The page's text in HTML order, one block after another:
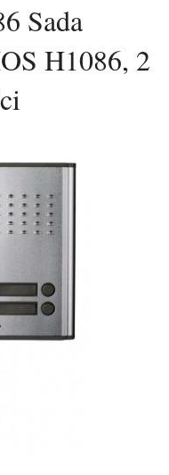
Sada
H1086, 2